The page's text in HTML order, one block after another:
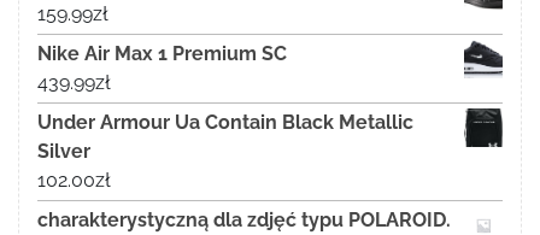
159.99zł
Nike Air Max 1 Premium SC
439.99zł
Under Armour Ua Contain Black Metallic
Silver
102.00zł
charakterystyczną dla zdjęć typu POLAROID.